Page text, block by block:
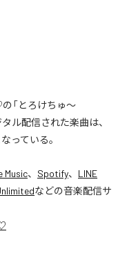
「とろけちゅ〜
ル配信された楽曲は、
っている。
Music、 Spotify、 LINE
などの音楽配信サ